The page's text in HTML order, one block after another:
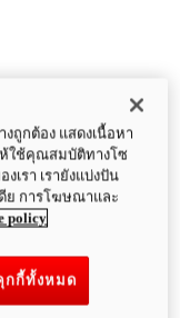
งถูกต้อง แสดงเนื้อหา
ใช้คุณสมบัติทางโซ
เรา เรายังแบ่งปัน
ย การโฆษณาและ
policy
กกี้ทั้งหมด